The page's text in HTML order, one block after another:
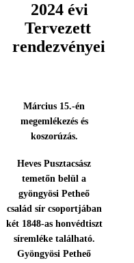
2024 évi
Tervezett
rendezvényei
Március 15.-én
megemlékezés és
koszorúzás.
Heves Pusztacsász
temetőn belül a
gyöngyösi Petheő
család sír csoportjában
két 1848-as honvédtiszt
síremléke található.
Gyöngyösi Petheő